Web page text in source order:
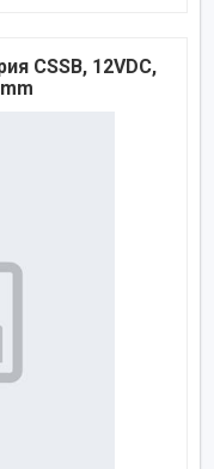
CSSB, 12VDC,